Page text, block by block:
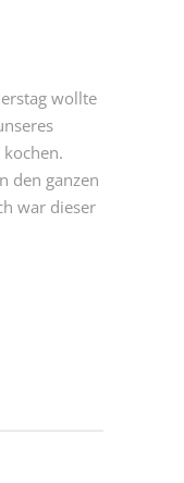
wollte
den ganzen
war dieser